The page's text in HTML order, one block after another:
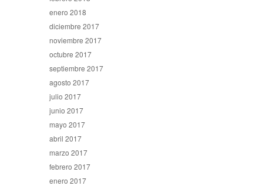
enero 2018
diciembre 2017
noviembre 2017
octubre 2017
septiembre 2017
agosto 2017
julio 2017
junio 2017
mayo 2017
abril 2017
marzo 2017
febrero 2017
enero 2017